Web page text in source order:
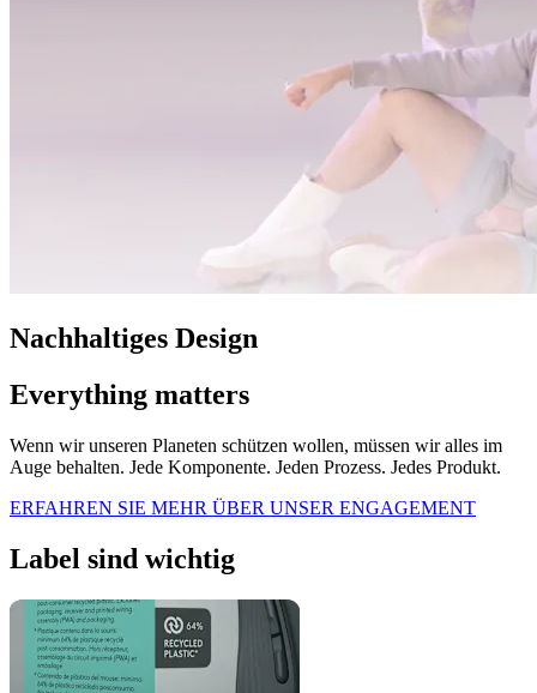
Nachhaltiges Design
Everything matters
Wenn wir unseren Planeten schützen wollen, müssen wir alles im
Auge behalten. Jede Komponente. Jeden Prozess. Jedes Produkt.
ERFAHREN SIE MEHR ÜBER UNSER ENGAGEMENT
Label sind wichtig